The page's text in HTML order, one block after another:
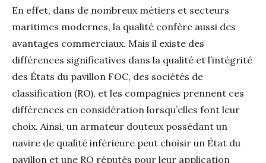
En effet, dans de nombreux métiers et secteurs
maritimes modernes, la qualité confère aussi des
avantages commerciaux. Mais il existe des
différences significatives dans la qualité et l’intégrité
des États du pavillon FOC, des sociétés de
classification (RO), et les compagnies prennent ces
différences en considération lorsqu’elles font leur
choix. Ainsi, un armateur douteux possédant un
navire de qualité inférieure peut choisir un État du
pavillon et une RO réputés pour leur application